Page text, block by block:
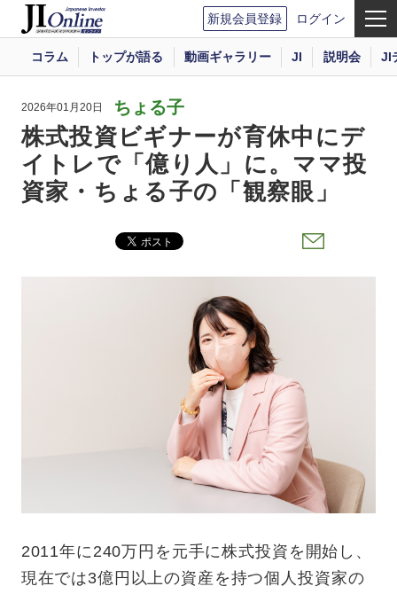
新規会員登録 ログイン
コラム トップが語る 動画ギャラリー JI 説明会 JI
2026年01月20日 ちょる子
株式投資ビギナーが育休中にデ
イトレで「億り人」に。ママ投
資家・ちょる子の「観察眼」
2011年に240万円を元手に株式投資を開始し、
現在では3億円以上の資産を持つ個人投資家の